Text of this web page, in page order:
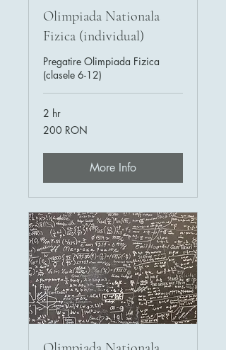
Olimpiada Nationala
Fizica (individual)
Pregatire Olimpiada Fizica
(clasele 6-12)
2 hr
200
de
200 RON
More Info